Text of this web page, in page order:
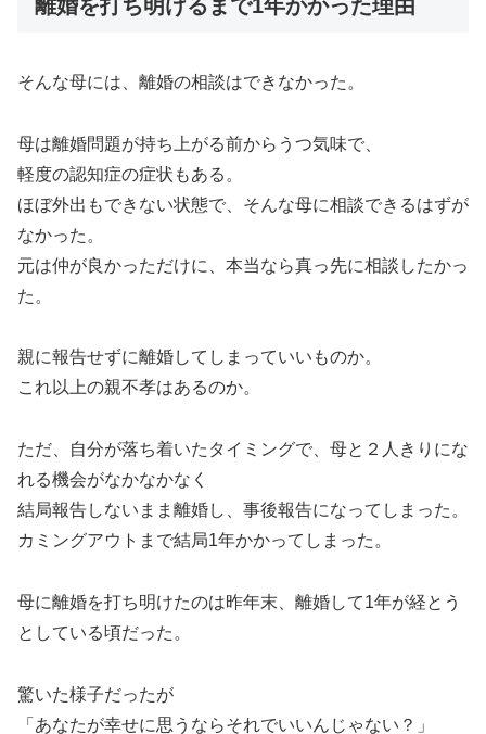
離婚を打ち明けるまで1年かかった理由
そんな母には、離婚の相談はできなかった。
母は離婚問題が持ち上がる前からうつ気味で、
軽度の認知症の症状もある。
ほぼ外出もできない状態で、そんな母に相談できるはずが
なかった。
元は仲が良かっただけに、本当なら真っ先に相談したかっ
た。
親に報告せずに離婚してしまっていいものか。
これ以上の親不孝はあるのか。
ただ、自分が落ち着いたタイミングで、母と２人きりにな
れる機会がなかなかなく
結局報告しないまま離婚し、事後報告になってしまった。
カミングアウトまで結局1年かかってしまった。
母に離婚を打ち明けたのは昨年末、離婚して1年が経とう
としている頃だった。
驚いた様子だったが
「あなたが幸せに思うならそれでいいんじゃない？」